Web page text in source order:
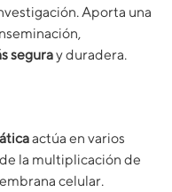
Aporta una
seguray duradera.
actúa en varios
la multiplicación de
celular.